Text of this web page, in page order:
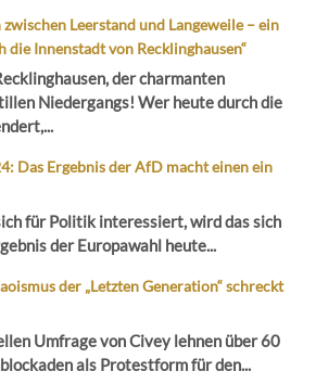
zwischen Leerstand und Langeweile – ein
die Innenstadt von Recklinghausen“
der charmanten
Niedergangs! Wer heute durch die
Das Ergebnis der AfD macht einen ein
für Politik interessiert, wird das sich
der Europawahl heute...
der „Letzten Generation“ schreckt
Umfrage von Civey lehnen über 60
als Protestform für den...